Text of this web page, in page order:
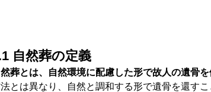
自然葬の定義
葬とは、自然環境に配慮した形で故人の遺骨を
とは異なり、自然と調和する形で遺骨を還す